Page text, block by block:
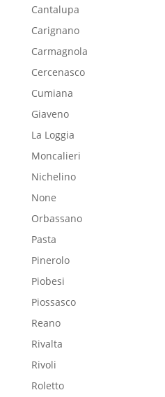
Cantalupa
Carignano
Carmagnola
Cercenasco
Cumiana
Giaveno
La Loggia
Moncalieri
Nichelino
None
Orbassano
Pasta
Pinerolo
Piobesi
Piossasco
Reano
Rivalta
Rivoli
Roletto